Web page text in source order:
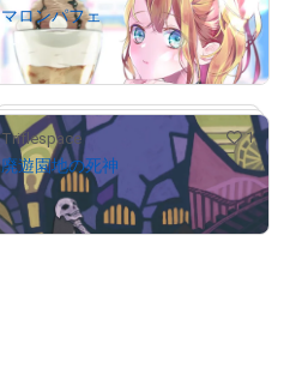
マロンパフェ
5,000
Triflespace 1
廃遊園地の死神
販売期間外